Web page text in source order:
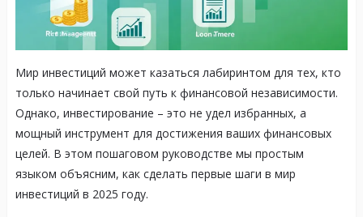
Мир инвестиций может казаться лабиринтом для тех, кто
только начинает свой путь к финансовой независимости.
Однако, инвестирование – это не удел избранных, а
мощный инструмент для достижения ваших финансовых
целей. В этом пошаговом руководстве мы простым
языком объясним, как сделать первые шаги в мир
инвестиций в 2025 году.